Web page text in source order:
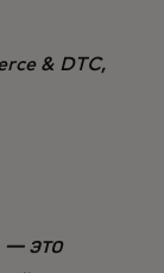
& DTC,
— это